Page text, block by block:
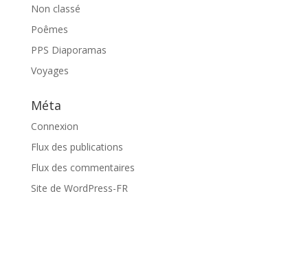
Non classé
Poêmes
PPS Diaporamas
Voyages
Méta
Connexion
Flux des publications
Flux des commentaires
Site de WordPress-FR